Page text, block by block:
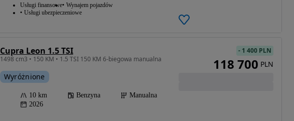
Usługi finansowe Wynajem pojazdów
Usługi ubezpieczeniowe
Cupra Leon 1.5 TSI
1498 cm3 • 150 KM • 1.5 TSI 150 KM 6-biegowa manualna
Wyróżnione
10 km Benzyna
Manualna
2026
- 1 400 PLN
118 700 PLN